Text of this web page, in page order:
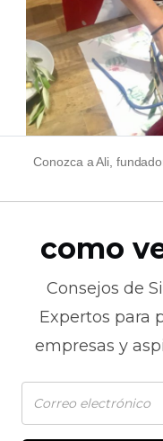
Conozca a Ali,
como
Consejos de
Expertos para
empresas y